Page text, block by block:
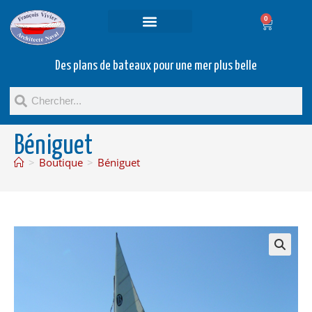
0
Des plans de bateaux pour une mer plus belle
Béniguet
> Boutique > Béniguet